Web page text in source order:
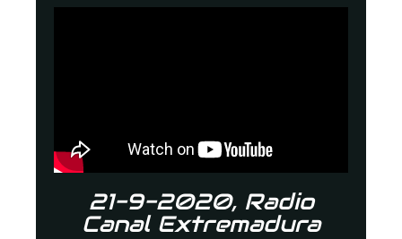
21-9-2020, Radio
Canal Extremadura